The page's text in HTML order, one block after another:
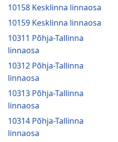
10158 Kesklinna linnaosa
10159 Kesklinna linnaosa
10311 Põhja-Tallinna
linnaosa
10312 Põhja-Tallinna
linnaosa
10313 Põhja-Tallinna
linnaosa
10314 Põhja-Tallinna
linnaosa